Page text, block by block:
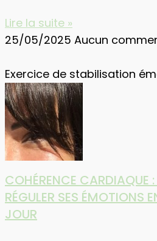
Lire la suite »
25/05/2025 Aucun
Exercice de stabilisation
COHÉRENCE CARDIAQUE
RÉGULER SES ÉMOTIONS
JOUR